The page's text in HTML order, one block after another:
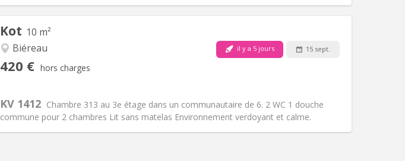
Kot 10 m²
Biéreau
420 € hors charges
il y a 5 jours 15 sept.
KV 1412 Chambre 313 au 3e étage dans un communautaire de 6. 2 WC 1 douche
commune pour 2 chambres Lit sans matelas Environnement verdoyant et calme.
Aménagement
Superficie:10 m2
Autre
Animaux de compagnie:Non